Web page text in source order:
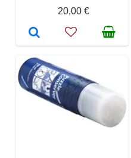
20,00 €